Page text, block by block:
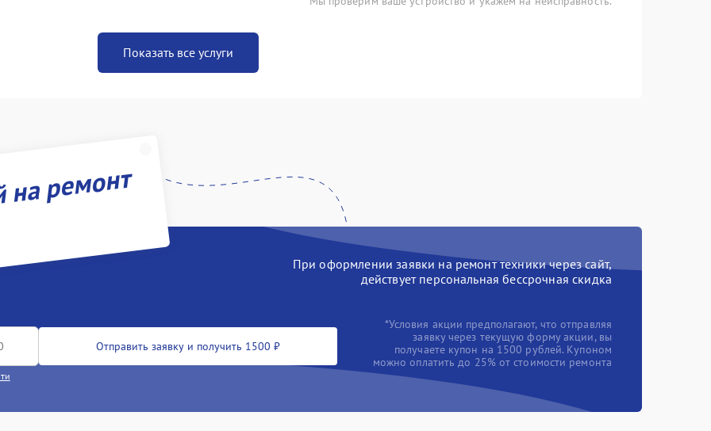
Показать все услуги
ремонт
При оформлении заявки на ремонт техники через сайт,
действует персональная бессрочная скидка
Отправить заявку и получить 1500 ₽
*Условия акции предполагают, что отправляя
заявку через текущую форму акции, вы
получаете купон на 1500 рублей. Купоном
можно оплатить до 25% от стоимости ремонта